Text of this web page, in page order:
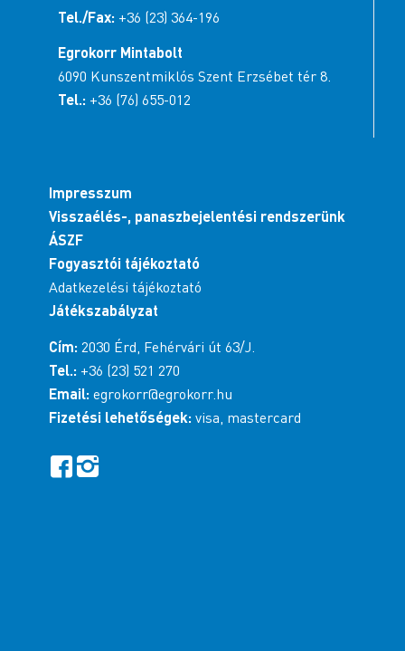
Tel./Fax: +36 (23) 364-196
Egrokorr Mintabolt
6090 Kunszentmiklós Szent Erzsébet tér 8.
Tel.: +36 (76) 655-012
Impresszum
Visszaélés-, panaszbejelentési rendszerünk
ÁSZF
Fogyasztói tájékoztató
Adatkezelési tájékoztató
Játékszabályzat
Cím: 2030 Érd, Fehérvári út 63/J.
Tel.: +36 (23) 521 270
Email: egrokorr@egrokorr.hu
Fizetési lehetőségek: visa, mastercard